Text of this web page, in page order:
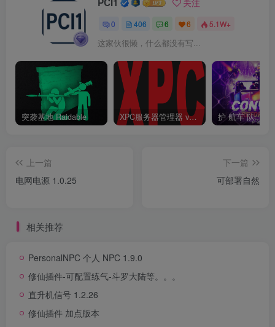
关注
0 406 6 6 5.1W+
这家伙很懒，什么都没有写...
突袭基地 Raidable XPC服务器管理器 v3.6.6.6 终结版 Rust 一键开服工具 护 航车 队
上一篇
电网电源 1.0.25
下一篇
可部署自然
相关推荐
PersonalNPC 个人 NPC 1.9.0
修仙插件-可配置练气-斗罗大陆等。。。
直升机信号 1.2.26
修仙插件 加点版本